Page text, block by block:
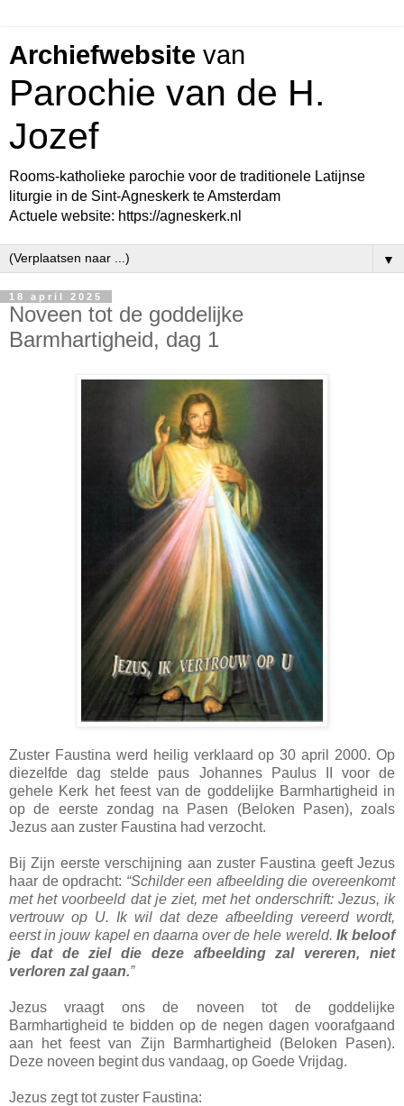
Archiefwebsite van
Parochie van de H.
Jozef
Rooms-katholieke parochie voor de traditionele Latijnse
liturgie in de Sint-Agneskerk te Amsterdam
Actuele website: https://agneskerk.nl
▼
18 april 2025
Noveen tot de goddelijke
Barmhartigheid, dag 1
Zuster Faustina werd heilig verklaard op 30 april 2000. Op
diezelfde dag stelde paus Johannes Paulus II voor de
gehele Kerk het feest van de goddelijke Barmhartigheid in
op de eerste zondag na Pasen (Beloken Pasen), zoals
Jezus aan zuster Faustina had verzocht.
Bij Zijn eerste verschijning aan zuster Faustina geeft Jezus
haar de opdracht: “Schilder een afbeelding die overeenkomt
met het voorbeeld dat je ziet, met het onderschrift: Jezus, ik
vertrouw op U. Ik wil dat deze afbeelding vereerd wordt,
eerst in jouw kapel en daarna over de hele wereld. Ik beloof
je dat de ziel die deze afbeelding zal vereren, niet
verloren zal gaan.”
Jezus vraagt ons de noveen tot de goddelijke
Barmhartigheid te bidden op de negen dagen voorafgaand
aan het feest van Zijn Barmhartigheid (Beloken Pasen).
Deze noveen begint dus vandaag, op Goede Vrijdag.
Jezus zegt tot zuster Faustina: